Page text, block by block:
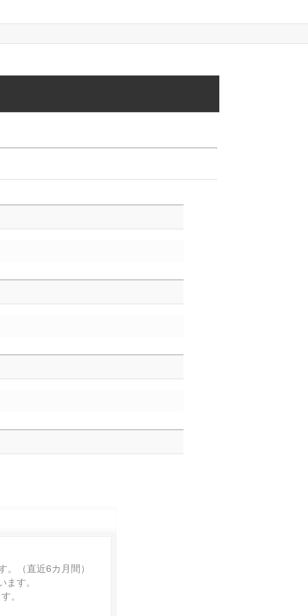
。（直近6カ月間）
ます。
。